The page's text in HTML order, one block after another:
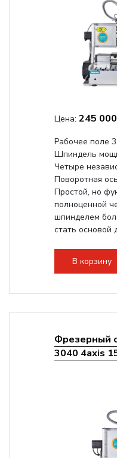
Цена: 245
Рабочее поле
Шпиндель
Четыре
Поворотная
Простой, но
полноценной
шпинделем
стать основой
В корзину
Фрезерный
3040 4axis